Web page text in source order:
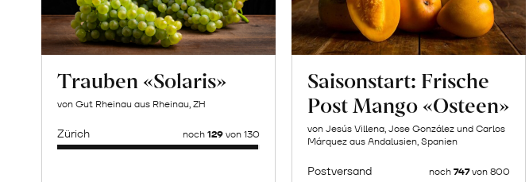
Trauben «Solaris»
von Gut Rheinau aus Rheinau, ZH
Zürich noch 129von 130
Saisonstart: Frische
Post Mango «Osteen»
von Jesús Villena, Jose González und Carlos
Márquez aus Andalusien, Spanien
Postversand noch 747von 800